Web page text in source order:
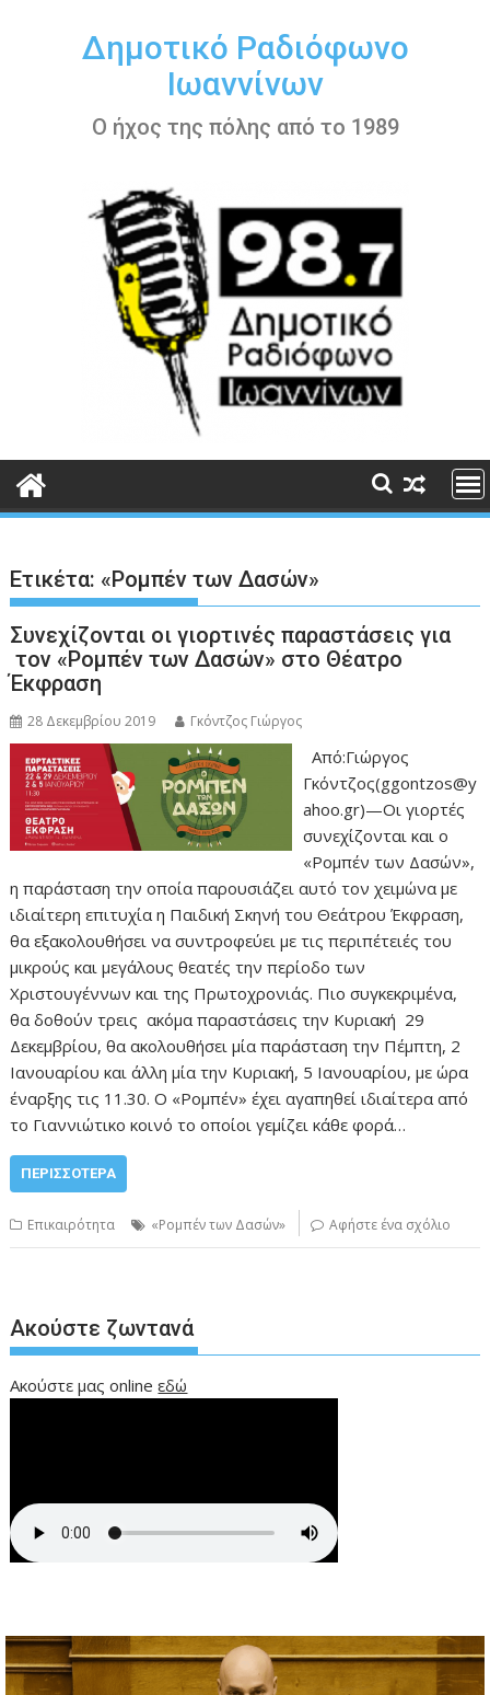
περιεχόμενοΔημοτικό Ραδιόφωνο
Ιωαννίνων
Ο ήχος της πόλης από το 1989
Ετικέτα: «Ρομπέν των Δασών»
Συνεχίζονται οι γιορτινές παραστάσεις για
τον «Ρομπέν των Δασών» στο Θέατρο
Έκφραση
28 Δεκεμβρίου 2019 Γκόντζος Γιώργος
Από:Γιώργος
Γκόντζος(ggontzos@y
ahoo.gr)—Οι γιορτές
συνεχίζονται και ο
«Ρομπέν των Δασών»,
η παράσταση την οποία παρουσιάζει αυτό τον χειμώνα με
ιδιαίτερη επιτυχία η Παιδική Σκηνή του Θεάτρου Έκφραση,
θα εξακολουθήσει να συντροφεύει με τις περιπέτειές του
μικρούς και μεγάλους θεατές την περίοδο των
Χριστουγέννων και της Πρωτοχρονιάς. Πιο συγκεκριμένα,
θα δοθούν τρεις ακόμα παραστάσεις την Κυριακή 29
Δεκεμβρίου, θα ακολουθήσει μία παράσταση την Πέμπτη, 2
Ιανουαρίου και άλλη μία την Κυριακή, 5 Ιανουαρίου, με ώρα
έναρξης τις 11.30. Ο «Ρομπέν» έχει αγαπηθεί ιδιαίτερα από
το Γιαννιώτικο κοινό το οποίοι γεμίζει κάθε φορά…
ΠΕΡΙΣΣΌΤΕΡΑ
Επικαιρότητα «Ρομπέν των Δασών» Αφήστε ένα σχόλιο
Ακούστε ζωντανά
Ακούστε μας onlineεδώ